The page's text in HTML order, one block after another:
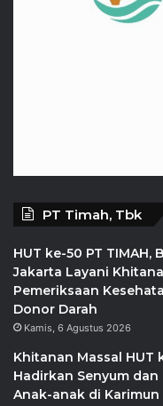
PT Timah, Tbk
HUT ke-50 PT TIMAH,
Jakarta Layani
Pemeriksaan
Donor Darah
Kamis, 6 Agustus 2026
Khitanan Massal HUT
Hadirkan Senyum dan
Anak-anak di Karimun